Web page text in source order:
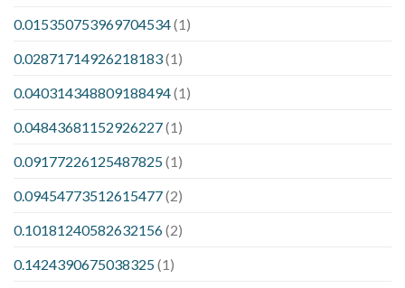
0.015350753969704534(1)
0.02871714926218183(1)
0.040314348809188494(1)
0.04843681152926227(1)
0.09177226125487825(1)
0.09454773512615477(2)
0.10181240582632156(2)
0.1424390675038325(1)